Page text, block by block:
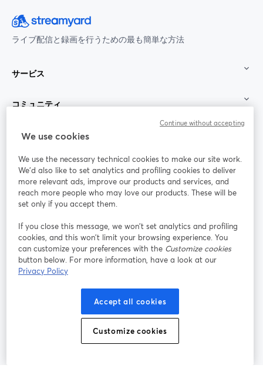
ライブ配信と録画を行うための最も簡単な方法
サービス
コミュニティ
StreamYard：
参加する
ライ
ンセ
ミナ
ー
Facebook
新しいタブで開く(Twitter)
YouTube
Instagram
新しいタブで開く
LinkedIn
新しいタブで開く
新しいタブで開く
プラットフォーム利用規約
個人情報保護方針 クッキーポリシー
We use cookies
We use the necessary technical cookies to make our site work.
We'd also like to set analytics and profiling cookies to deliver
more relevant ads, improve our products and services, and
reach more people who may love our products. These will be
set only if you accept them.
If you close this message, we won’t set analytics and profiling
cookies, and this won’t limit your browsing experience. You
can customize your preferences with the Customize cookies
button below. For more information, have a look at our
Privacy Policy
Accept all cookies
Customize cookies
Continue without accepting